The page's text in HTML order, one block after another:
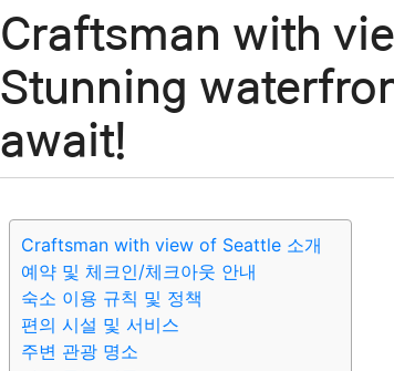
Craftsman with
Stunning
await!
Craftsman with view of Seattle 소개
예약 및 체크인/체크아웃 안내
숙소 이용 규칙 및 정책
편의 시설 및 서비스
주변 관광 명소